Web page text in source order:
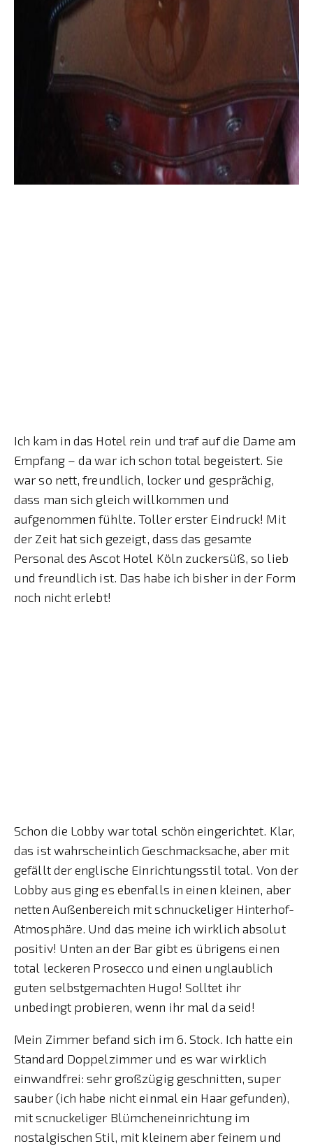
Ich kam in das Hotel rein und traf auf die Dame am
Empfang – da war ich schon total begeistert. Sie
war so nett, freundlich, locker und gesprächig,
dass man sich gleich willkommen und
aufgenommen fühlte. Toller erster Eindruck! Mit
der Zeit hat sich gezeigt, dass das gesamte
Personal des Ascot Hotel Köln zuckersüß, so lieb
und freundlich ist. Das habe ich bisher in der Form
noch nicht erlebt!
Schon die Lobby war total schön eingerichtet. Klar,
das ist wahrscheinlich Geschmacksache, aber mit
gefällt der englische Einrichtungsstil total. Von der
Lobby aus ging es ebenfalls in einen kleinen, aber
netten Außenbereich mit schnuckeliger Hinterhof-
Atmosphäre. Und das meine ich wirklich absolut
positiv! Unten an der Bar gibt es übrigens einen
total leckeren Prosecco und einen unglaublich
guten selbstgemachten Hugo! Solltet ihr
unbedingt probieren, wenn ihr mal da seid!
Mein Zimmer befand sich im 6. Stock. Ich hatte ein
Standard Doppelzimmer und es war wirklich
einwandfrei: sehr großzügig geschnitten, super
sauber (ich habe nicht einmal ein Haar gefunden),
mit scnuckeliger Blümcheneinrichtung im
nostalgischen Stil, mit kleinem aber feinem und